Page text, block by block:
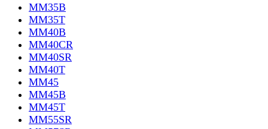
MM35B
MM35T
MM40B
MM40CR
MM40SR
MM40T
MM45
MM45B
MM45T
MM55SR